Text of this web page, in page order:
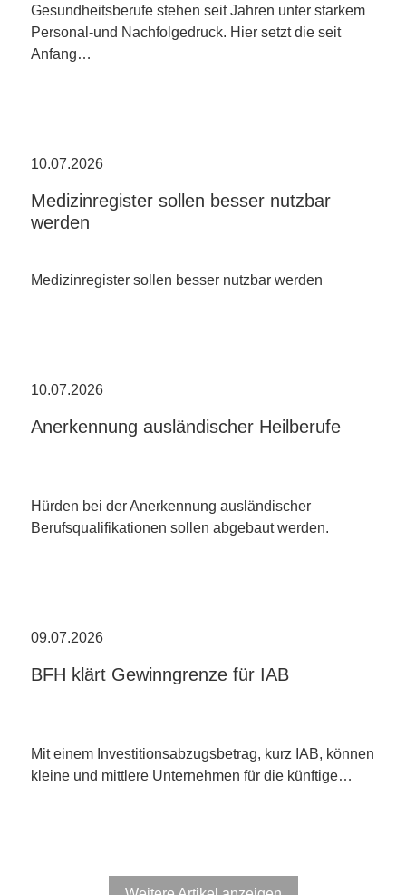
Gesundheitsberufe stehen seit Jahren unter starkem
Personal-und Nachfolgedruck. Hier setzt die seit
Anfang…
10.07.2026
Medizinregister sollen besser nutzbar
werden
Medizinregister sollen besser nutzbar werden
10.07.2026
Anerkennung ausländischer Heilberufe
Hürden bei der Anerkennung ausländischer
Berufsqualifikationen sollen abgebaut werden.
09.07.2026
BFH klärt Gewinngrenze für IAB
Mit einem Investitionsabzugsbetrag, kurz IAB, können
kleine und mittlere Unternehmen für die künftige…